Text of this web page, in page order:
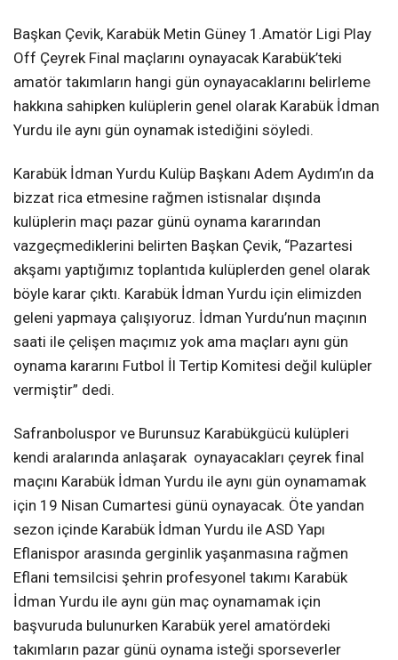
Başkan Çevik, Karabük Metin Güney 1.Amatör Ligi Play
Off Çeyrek Final maçlarını oynayacak Karabük’teki
amatör takımların hangi gün oynayacaklarını belirleme
hakkına sahipken kulüplerin genel olarak Karabük İdman
Yurdu ile aynı gün oynamak istediğini söyledi.
Karabük İdman Yurdu Kulüp Başkanı Adem Aydım’ın da
bizzat rica etmesine rağmen istisnalar dışında
kulüplerin maçı pazar günü oynama kararından
vazgeçmediklerini belirten Başkan Çevik, “Pazartesi
akşamı yaptığımız toplantıda kulüplerden genel olarak
böyle karar çıktı. Karabük İdman Yurdu için elimizden
geleni yapmaya çalışıyoruz. İdman Yurdu’nun maçının
saati ile çelişen maçımız yok ama maçları aynı gün
oynama kararını Futbol İl Tertip Komitesi değil kulüpler
vermiştir” dedi.
Safranboluspor ve Burunsuz Karabükgücü kulüpleri
kendi aralarında anlaşarak oynayacakları çeyrek final
maçını Karabük İdman Yurdu ile aynı gün oynamamak
için 19 Nisan Cumartesi günü oynayacak. Öte yandan
sezon içinde Karabük İdman Yurdu ile ASD Yapı
Eflanispor arasında gerginlik yaşanmasına rağmen
Eflani temsilcisi şehrin profesyonel takımı Karabük
İdman Yurdu ile aynı gün maç oynamamak için
başvuruda bulunurken Karabük yerel amatördeki
takımların pazar günü oynama isteği sporseverler